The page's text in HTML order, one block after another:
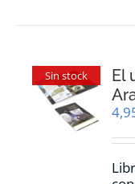
Sin stock
El